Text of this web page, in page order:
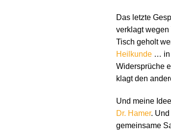
Das letzte
verklagt
Tisch geholt
Heilkunde … in
Widersprüche
klagt den
Und meine
Dr. Hamer.
gemeinsame